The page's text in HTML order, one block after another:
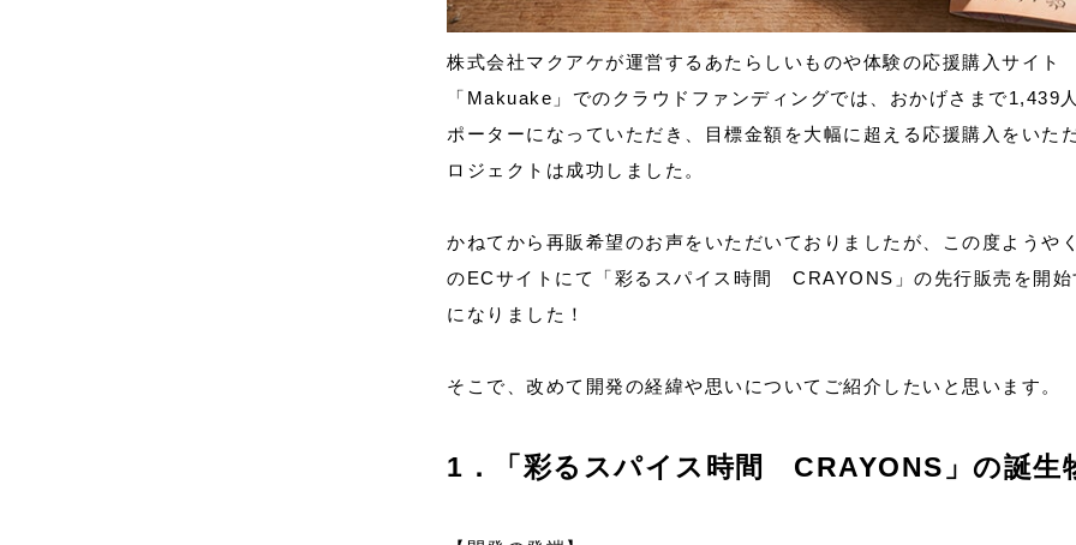
株式会社マクアケが運営するあたらしいものや体験の応援購入サイト
「Makuake」でのクラウドファンディングでは、おかげさまで1,439
ポーターになっていただき、目標金額を大幅に超える応援購入をいた
ロジェクトは成功しました。
かねてから再販希望のお声をいただいておりましたが、この度ようや
のECサイトにて「彩るスパイス時間 CRAYONS」の先行販売を開始
になりました！
そこで、改めて開発の経緯や思いについてご紹介したいと思います。
1．「彩るスパイス時間 CRAYONS」の誕生